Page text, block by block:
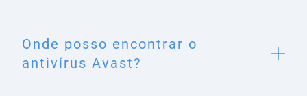
Onde posso encontrar o
antivírus Avast?